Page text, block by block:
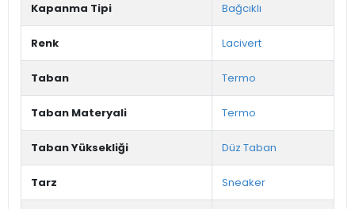
Kapanma Tipi Bağcıklı
Renk Lacivert
Taban Termo
Taban Materyali Termo
Taban Yüksekliği Düz Taban
Tarz Sneaker